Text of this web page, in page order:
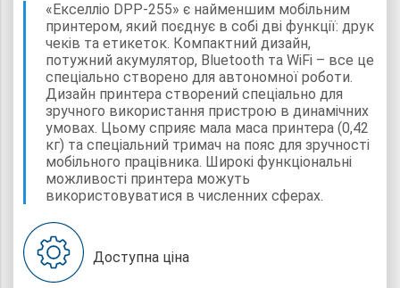
«Екселліо DPP-255» є найменшим мобільним
принтером, який поєднує в собі дві функції: друк
чеків та етикеток. Компактний дизайн,
потужний акумулятор, Bluetooth та WiFi – все це
спеціально створено для автономної роботи.
Дизайн принтера створений спеціально для
зручного використання пристрою в динамічних
умовах. Цьому сприяє мала маса принтера (0,42
кг) та спеціальний тримач на пояс для зручності
мобільного працівника. Широкі функціональні
можливості принтера можуть
використовуватися в численних сферах.
Доступна ціна